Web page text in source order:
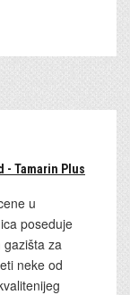
- Tamarin Plus
u
poseduje
za
neke od